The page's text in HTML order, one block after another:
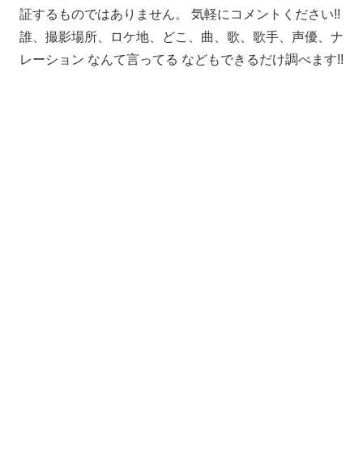
証するものではありません。 気軽にコメントください!!
誰、撮影場所、ロケ地、どこ、曲、歌、歌手、声優、ナ
レーション なんて言ってる などもできるだけ調べます!!